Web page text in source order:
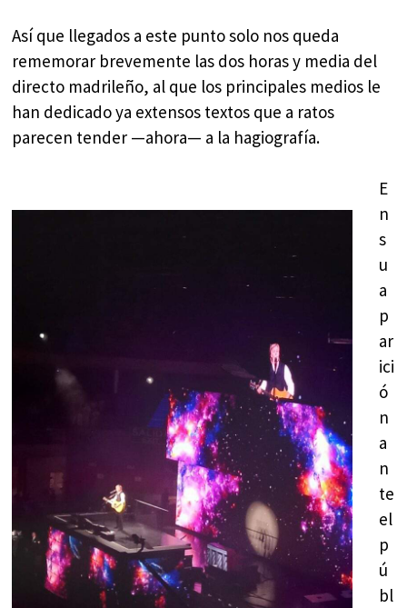
Así que llegados a este punto solo nos queda
rememorar brevemente las dos horas y media del
directo madrileño, al que los principales medios le
han dedicado ya extensos textos que a ratos
parecen tender —ahora— a la hagiografía.
E
n
s
u
a
p
ar
ici
ó
n
a
n
te
el
p
ú
bl